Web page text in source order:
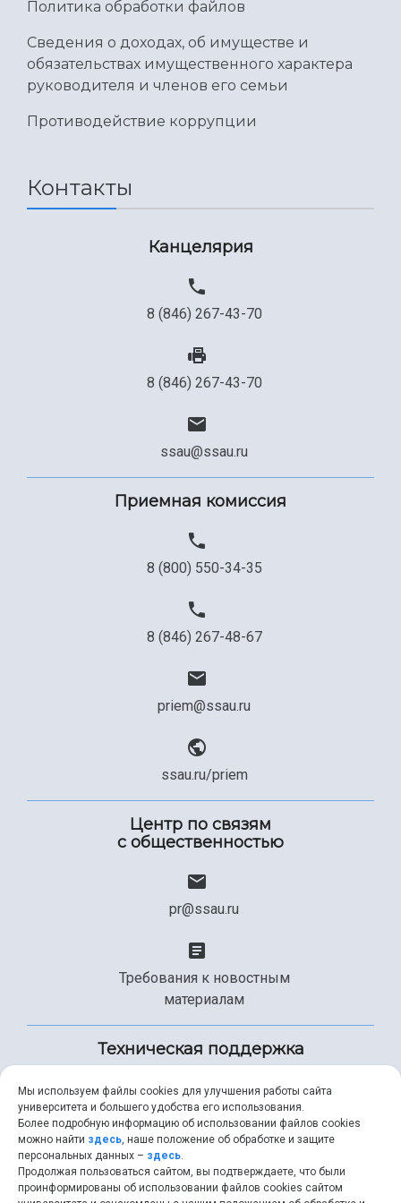
Международный межвузовский кампус
Сведения об образовательной организации
Официальные документы
Политика обработки файлов
Сведения о доходах, об имуществе и
обязательствах имущественного характера
руководителя и членов его семьи
Противодействие коррупции
Контакты
Канцелярия
8 (846) 267-43-70
8 (846) 267-43-70
ssau@ssau.ru
Приемная комиссия
8 (800) 550-34-35
8 (846) 267-48-67
priem@ssau.ru
ssau.ru/priem
Центр по связям
с общественностью
pr@ssau.ru
Требования к новостным
материалам
Техническая поддержка
+7 (846) 267-49-99
help@ssau.ru
Мы используем файлы cookies для улучшения работы сайта
университета и большего удобства его использования.
Более подробную информацию об использовании файлов cookies
можно найти здесь, наше положение об обработке и защите
персональных данных – здесь.
Продолжая пользоваться сайтом, вы подтверждаете, что были
проинформированы об использовании файлов cookies сайтом